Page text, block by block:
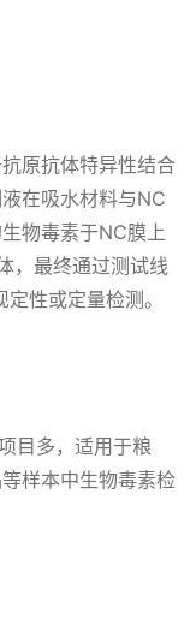
原抗体特异性结合
在吸水材料与NC
物毒素于NC膜上
，最终通过测试线
性或定量检测。
目多，适用于粮
样本中生物毒素检